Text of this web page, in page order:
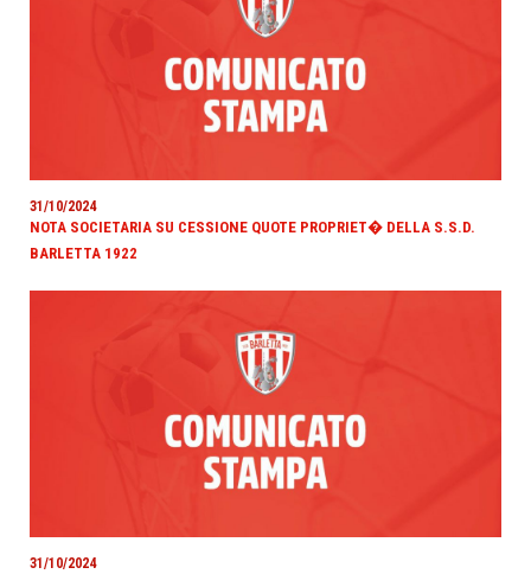
31/10/2024
NOTA SOCIETARIA SU CESSIONE QUOTE PROPRIET� DELLA S.S.D.
BARLETTA 1922
31/10/2024